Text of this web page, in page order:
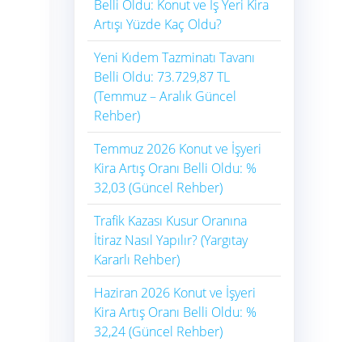
Belli Oldu: Konut ve İş Yeri Kira
Artışı Yüzde Kaç Oldu?
Yeni Kıdem Tazminatı Tavanı
Belli Oldu: 73.729,87 TL
(Temmuz – Aralık Güncel
Rehber)
Temmuz 2026 Konut ve İşyeri
Kira Artış Oranı Belli Oldu: %
32,03 (Güncel Rehber)
Trafik Kazası Kusur Oranına
İtiraz Nasıl Yapılır? (Yargıtay
Kararlı Rehber)
Haziran 2026 Konut ve İşyeri
Kira Artış Oranı Belli Oldu: %
32,24 (Güncel Rehber)